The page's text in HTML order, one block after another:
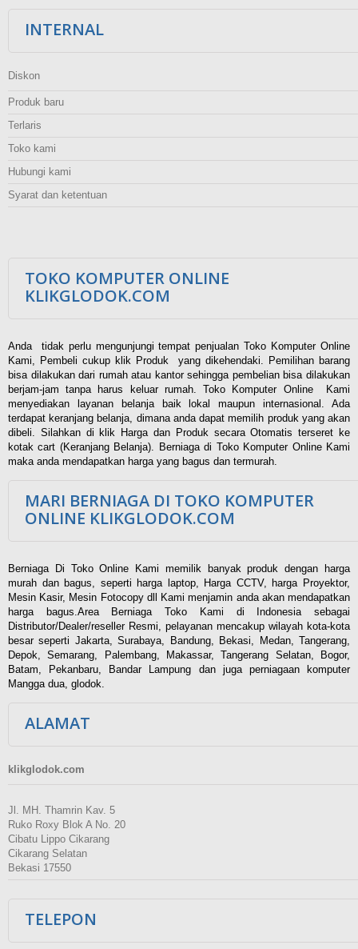
INTERNAL
Diskon
Produk baru
Terlaris
Toko kami
Hubungi kami
Syarat dan ketentuan
TOKO KOMPUTER ONLINE
KLIKGLODOK.COM
Anda tidak perlu mengunjungi tempat penjualan Toko Komputer Online
Kami, Pembeli cukup klik Produk yang dikehendaki. Pemilihan barang
bisa dilakukan dari rumah atau kantor sehingga pembelian bisa dilakukan
berjam-jam tanpa harus keluar rumah. Toko Komputer Online Kami
menyediakan layanan belanja baik lokal maupun internasional. Ada
terdapat keranjang belanja, dimana anda dapat memilih produk yang akan
dibeli. Silahkan di klik Harga dan Produk secara Otomatis terseret ke
kotak cart (Keranjang Belanja). Berniaga di Toko Komputer Online Kami
maka anda mendapatkan harga yang bagus dan termurah.
MARI BERNIAGA DI TOKO KOMPUTER
ONLINE KLIKGLODOK.COM
Berniaga Di Toko Online Kami memilik banyak produk dengan harga
murah dan bagus, seperti harga laptop, Harga CCTV, harga Proyektor,
Mesin Kasir, Mesin Fotocopy dll Kami menjamin anda akan mendapatkan
harga bagus.Area Berniaga Toko Kami di Indonesia sebagai
Distributor/Dealer/reseller Resmi, pelayanan mencakup wilayah kota-kota
besar seperti Jakarta, Surabaya, Bandung, Bekasi, Medan, Tangerang,
Depok, Semarang, Palembang, Makassar, Tangerang Selatan, Bogor,
Batam, Pekanbaru, Bandar Lampung dan juga perniagaan komputer
Mangga dua, glodok.
ALAMAT
klikglodok.com
Jl. MH. Thamrin Kav. 5
Ruko Roxy Blok A No. 20
Cibatu Lippo Cikarang
Cikarang Selatan
Bekasi 17550
TELEPON